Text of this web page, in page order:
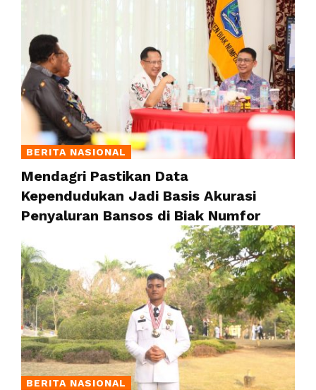
BERITA NASIONAL
Mendagri Pastikan Data
Kependudukan Jadi Basis Akurasi
Penyaluran Bansos di Biak Numfor
BERITA NASIONAL